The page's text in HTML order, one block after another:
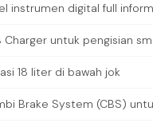
instrumen digital full
Charger untuk pengisian
18 liter di bawah jok
Brake System (CBS)